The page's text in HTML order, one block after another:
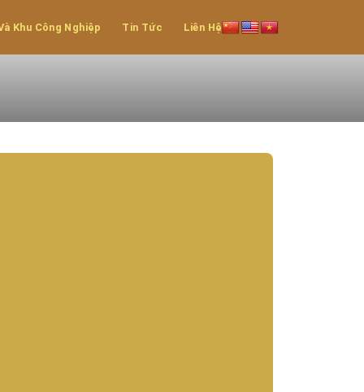
Khu Công Nghiệp Tin Tức Liên Hệ